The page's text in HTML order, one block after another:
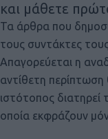
και μάθετε
Τα άρθρα που
τους συντάκτες
Απαγορεύεται η
αντίθετη
ιστότοπος
οποία εκφράζουν